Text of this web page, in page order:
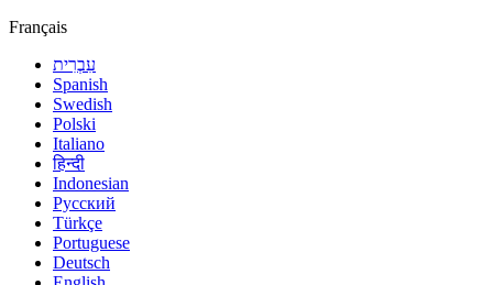
Français
עִבְרִית
Spanish
Swedish
Polski
Italiano
हिन्दी
Indonesian
Русский
Türkçe
Portuguese
Deutsch